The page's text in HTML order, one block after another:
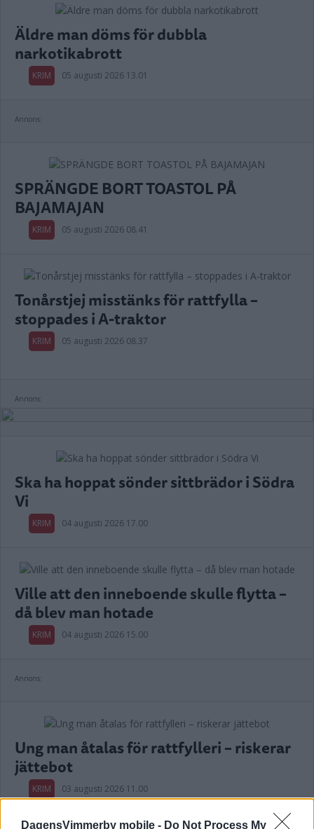
DagensVimmerby mobile - Do Not Process My
Äldre man döms för dubbla
narkotikabrott
KRIM 05 augusti 2026 13.01
Annons:
SPRÄNGDE BORT TOASTOL PÅ
BAJAMAJAN
KRIM 05 augusti 2026 08.41
Tonårstjej misstänks för rattfylla –
stoppades i A-traktor
KRIM 05 augusti 2026 08.37
Annons:
Ska ha hoppat sönder sittbrädor i Södra
Vi
KRIM 04 augusti 2026 17.00
Ville att den inneboende skulle flytta –
då blev man hotade
KRIM 04 augusti 2026 15.00
Annons:
Ung man åtalas för rattfylleri – riskerar
jättebot
KRIM 03 augusti 2026 11.00